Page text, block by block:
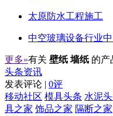
太原防水工程施工
中空玻璃设备行业
更多»有关 壁纸 墙纸 的产
头条资讯
发表评论 | 0评
移动社区 模具头条 水泥
具之家 饰品之家 隔断之家